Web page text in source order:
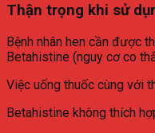
Thận trọng khi sử
Bệnh nhân hen cần được
Betahistine (nguy cơ co
Việc uống thuốc cùng với
Betahistine không thích